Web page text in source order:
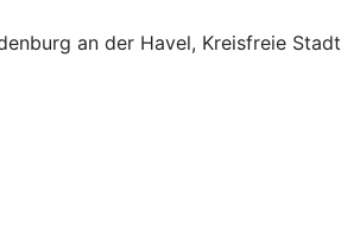
an der Havel, Kreisfreie Stadt